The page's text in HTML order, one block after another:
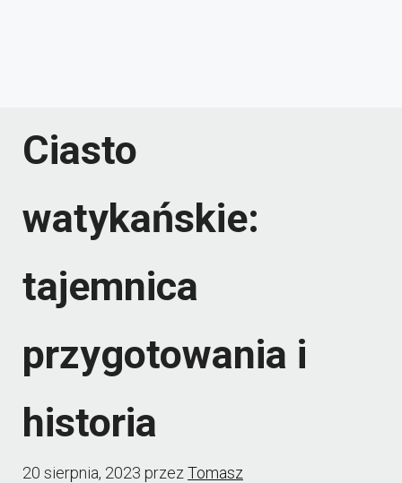
Ciasto
watykańskie:
tajemnica
przygotowania i
historia
20 sierpnia, 2023 przez Tomasz